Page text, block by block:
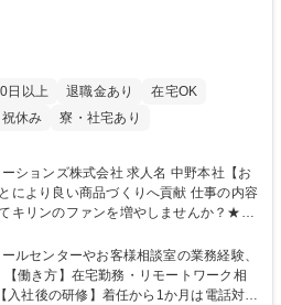
日以上 退職金あり
在宅OK
休み 寮・社宅あり
会社 求人名 中野本社【お
良い商品づくりへ貢献 仕事の内容
キリンのファンを増やしませんか？★≫
りに活かしていく上で、窓口となるお客
す。お客様からの声に迅速かつ誠意をも
グループ内活動に反映しています。 【具
ルセンターやお客様相談室の業務経験、
働き方】在宅勤務・リモートワーク相